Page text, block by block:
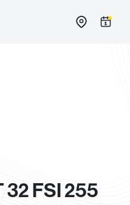
32 FSI 255